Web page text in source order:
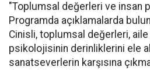
"Toplumsal değerleri ve insan
Programda açıklamalarda
Cinisli, toplumsal değerleri, aile
psikolojisinin derinliklerini ele
sanatseverlerin karşısına